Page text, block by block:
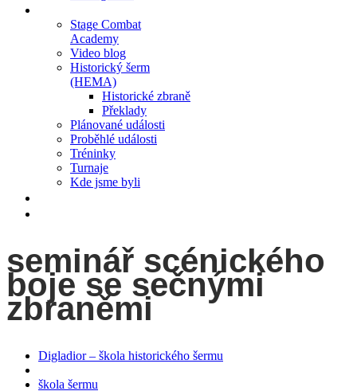
Stage Combat
Academy
Video blog
Historický šerm
(HEMA)
Historické zbraně
Překlady
Plánované události
Proběhlé události
Tréninky
Turnaje
Kde jsme byli
seminář scénického
boje se sečnými
zbraněmi
Digladior – škola historického šermu
škola šermu